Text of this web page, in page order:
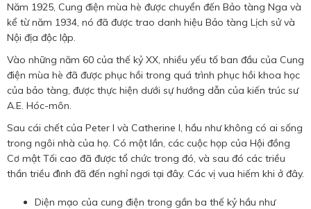
Năm 1925, Cung điện mùa hè được chuyển đến Bảo tàng Nga và
kể từ năm 1934, nó đã được trao danh hiệu Bảo tàng Lịch sử và
Nội địa độc lập.
Vào những năm 60 của thế kỷ XX, nhiều yếu tố ban đầu của Cung
điện mùa hè đã được phục hồi trong quá trình phục hồi khoa học
của bảo tàng, được thực hiện dưới sự hướng dẫn của kiến ​​trúc sư
A.E. Hóc-môn.
Sau cái chết của Peter I và Catherine I, hầu như không có ai sống
trong ngôi nhà của họ. Có một lần, các cuộc họp của Hội đồng
Cơ mật Tối cao đã được tổ chức trong đó, và sau đó các triều
thần triều đình đã đến nghỉ ngơi tại đây. Các vị vua hiếm khi ở đây.
Diện mạo của cung điện trong gần ba thế kỷ hầu như